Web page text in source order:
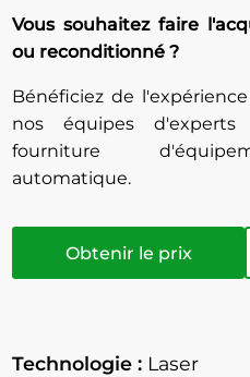
Vous souhaitez faire
ou reconditionné ?
Bénéficiez de
nos équipes
fourniture
automatique.
Obtenir le prix
Technologie : Laser